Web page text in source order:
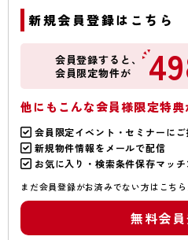
新規会員登録はこちら
会員登録すると、
会員限定物件が
他にもこんな会員様限定特典
会員限定イベント・セミナーにご
新規物件情報をメールで配信
お気に入り・検索条件保存マッ
まだ会員登録がお済みでない方はこちら
無料会